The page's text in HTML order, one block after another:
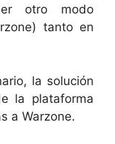
otro modo
tanto en
la solución
la plataforma
a Warzone.